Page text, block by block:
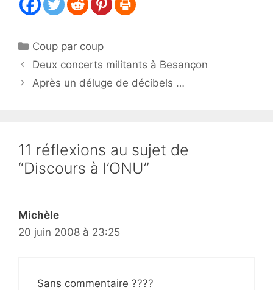
Catégories
Coup par coup
Deux concerts militants à Besançon
Après un déluge de décibels …
11 réflexions au sujet de
“Discours à l’ONU”
Michèle
20 juin 2008 à 23:25
Sans commentaire ????